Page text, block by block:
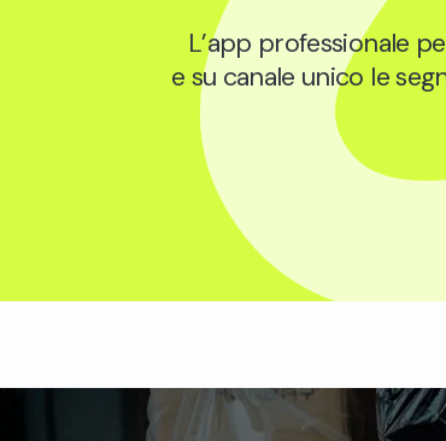
L’app professionale
e su canale unico le